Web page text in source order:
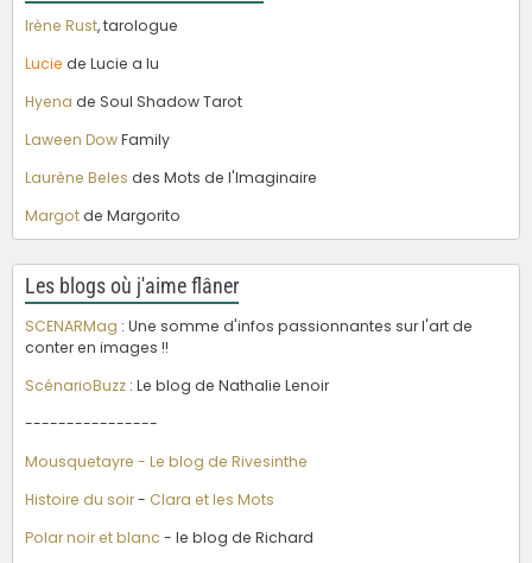
Irène Rust, tarologue
Lucie de Lucie a lu
Hyena de Soul Shadow Tarot
Laween DowFamily
Laurène Beles des Mots de l'Imaginaire
Margotde Margorito
Les blogs où j'aime flâner
SCENARMag : Une somme d'infos passionnantes sur l'art de
conter en images !!
ScénarioBuzz : Le blog de Nathalie Lenoir
----------------
Mousquetayre - Le blog de Rivesinthe
Histoire du soir- Clara et les Mots
Polar noir et blanc - le blog de Richard